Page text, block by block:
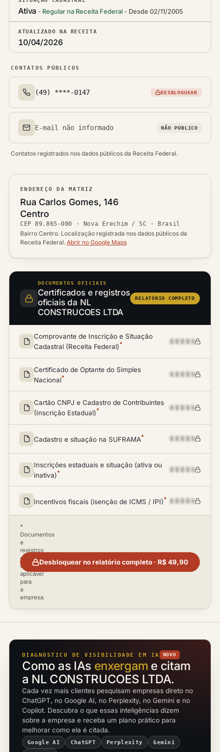
Ativa Regular na Receita Federal Desde 02/11/2005
ATUALIZADO NA RECEITA
10/04/2026
CONTATOS PÚBLICOS
Telefone(s)
(49) ****-0147 DESBLOQUEAR
Email(s)
E-mail não informado NÃO PÚBLICO
Contatos registrados nos dados públicos da Receita Federal.
ENDEREÇO DA MATRIZ
Logradouro
Rua Carlos Gomes, 146
Bairro
Centro
CEP
CEP89.865-000 ·
Cidade / UF
Nova Erechim / SC · Brasil
Bairro Centro. Localização registrada nos dados públicos da
Receita Federal. Abrir no Google Maps
DOCUMENTOS OFICIAIS
Certificados e registros
oficiais da NL
CONSTRUCOES LTDA
RELATÓRIO COMPLETO
Comprovante de Inscrição e Situação
Cadastral (Receita Federal)*
Certificado de Optante do Simples
Nacional*
Cartão CNPJ e Cadastro de Contribuintes
(Inscrição Estadual)*
Cadastro e situação na SUFRAMA*
Inscrições estaduais e situação (ativa ou
inativa)*
Incentivos fiscais (isenção de ICMS / IPI)*
*
Documentos
e
registros
disponíveis
conforme
aplicável
para
a
empresa.
Desbloquear no relatório completo · R$ 49,90
DIAGNÓSTICO DE VISIBILIDADE EM IA NOVO
Como as IAs enxergam e citam
a NL CONSTRUCOES LTDA.
Cada vez mais clientes pesquisam empresas direto no
ChatGPT, no Google AI, no Perplexity, no Gemini e no
Copilot. Descubra o que essas inteligências dizem
sobre a empresa e receba um plano prático para
melhorar como ela é citada.
Google AI ChatGPT Perplexity Gemini